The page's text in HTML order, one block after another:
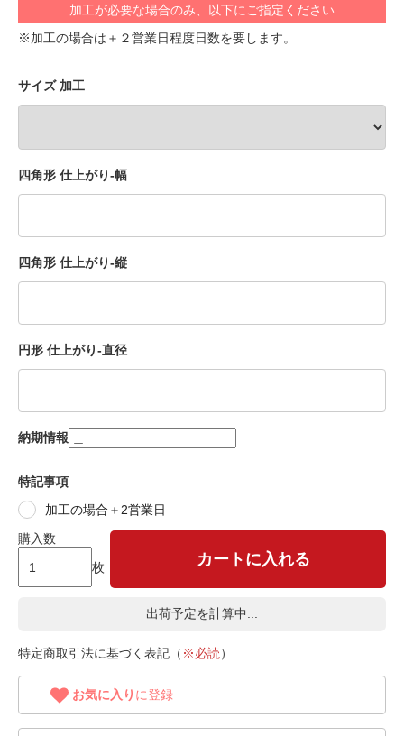
加工が必要な場合のみ、以下にご指定ください
※加工の場合は＋２営業日程度日数を要します。
サイズ 加工
四角形 仕上がり-幅
四角形 仕上がり-縦
円形 仕上がり-直径
納期情報
特記事項
加工の場合＋2営業日
購入数
枚
カートに入れる
出荷予定を計算中...
特定商取引法に基づく表記（ ※必読）
お気に入り に登録